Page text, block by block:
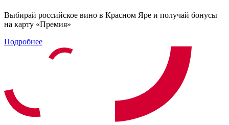
Выбирай российское вино в Красном Яре и получай бонусы
на карту «Премия»
Подробнее